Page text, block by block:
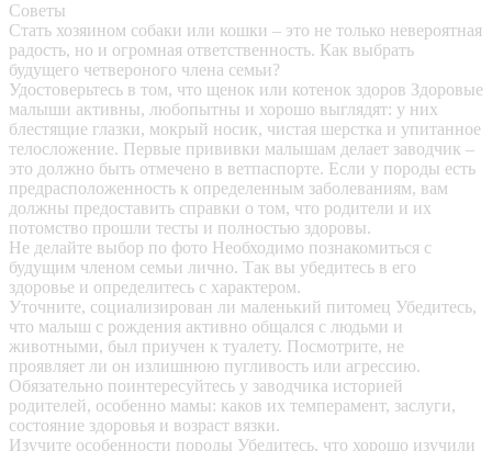
Советы
Стать хозяином собаки или кошки – это не только невероятная
радость, но и огромная ответственность. Как выбрать
будущего четвероного члена семьи?
Удостоверьтесь в том, что щенок или котенок здоров Здоровые
малыши активны, любопытны и хорошо выглядят: у них
блестящие глазки, мокрый носик, чистая шерстка и упитанное
телосложение. Первые прививки малышам делает заводчик –
это должно быть отмечено в ветпаспорте. Если у породы есть
предрасположенность к определенным заболеваниям, вам
должны предоставить справки о том, что родители и их
потомство прошли тесты и полностью здоровы.
Не делайте выбор по фото Необходимо познакомиться с
будущим членом семьи лично. Так вы убедитесь в его
здоровье и определитесь с характером.
Уточните, социализирован ли маленький питомец Убедитесь,
что малыш с рождения активно общался с людьми и
животными, был приучен к туалету. Посмотрите, не
проявляет ли он излишнюю пугливость или агрессию.
Обязательно поинтересуйтесь у заводчика историей
родителей, особенно мамы: каков их темперамент, заслуги,
состояние здоровья и возраст вязки.
Изучите особенности породы Убедитесь, что хорошо изучили